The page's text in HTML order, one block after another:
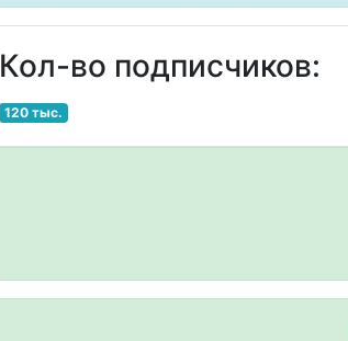
Кол-во подписчиков:
120 тыс.